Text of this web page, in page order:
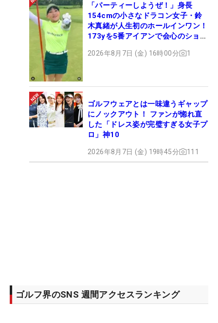
「パーティーしようぜ！」身長
154cmの小さなドラコン女子・鈴
木真緒が人生初のホールインワン！
173yを5番アイアンで会心のショッ
2026年8月7日 (金) 16時00分 1
ゴルフウェアとは一味違うギャップ
にノックアウト！ ファンが惚れ直
した「ドレス姿が完璧すぎる女子プ
ロ」神10
2026年8月7日 (金) 19時45分 111
ゴルフ界のSNS 週間アクセスランキング